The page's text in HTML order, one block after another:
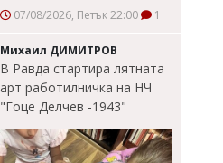
07/08/2026, Петък 22:00 1
Михаил ДИМИТРОВ
В Равда стартира лятната
арт работилничка на НЧ
"Гоце Делчев -1943"